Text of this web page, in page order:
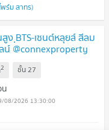
ร์ม สาทร)
ง ฺBTS-เซนต์หลุยส์ สีลม
น์ @connexproperty
2 ชั้น27
08/2026 13:30:00